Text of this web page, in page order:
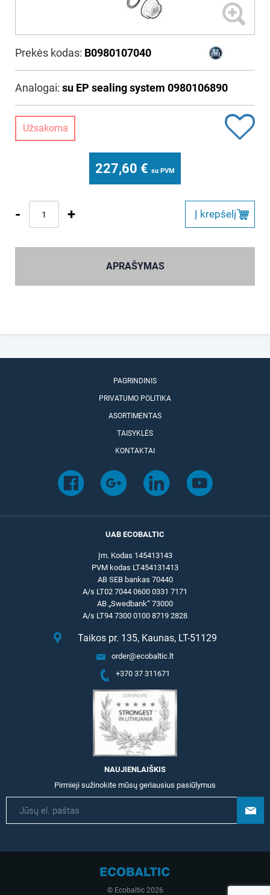
Prekės kodas: B0980107040
Analogai: su EP sealing system 0980106890
Užsakoma
227,60 € su PVM
- + Į krepšelį
APRAŠYMAS
PAGRINDINIS
PRIVATUMO POLITIKA
ASORTIMENTAS
TAISYKLĖS
KONTAKTAI
UAB ECOBALTIC
Įm. Kodas 145413143
PVM kodas LT454131413
AB SEB bankas 70440
A/s LT02 7044 0600 0331 7171
AB „Swedbank“ 73000
A/s LT94 7300 0100 8719 2828
Taikos pr. 135, Kaunas, LT-51129
order@ecobaltic.lt
+370 37 311671
NAUJIENLAIŠKIS
Pirmieji sužinokite mūsų geriausius pasiūlymus
© Ecobaltic 2026